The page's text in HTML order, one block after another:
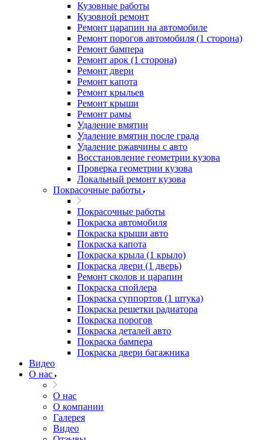
Кузовные работы
Кузовной ремонт
Ремонт царапин на автомобиле
Ремонт порогов автомобиля (1 сторона)
Ремонт бампера
Ремонт арок (1 сторона)
Ремонт двери
Ремонт капота
Ремонт крыльев
Ремонт крыши
Ремонт рамы
Удаление вмятин
Удаление вмятин после града
Удаление ржавчины с авто
Восстановление геометрии кузова
Проверка геометрии кузова
Локальный ремонт кузова
Покрасочные работы
Покрасочные работы
Покраска автомобиля
Покраска крыши авто
Покраска капота
Покраска крыла (1 крыло)
Покраска двери (1 дверь)
Ремонт сколов и царапин
Покраска спойлера
Покраска суппортов (1 штука)
Покраска решетки радиатора
Покраска порогов
Покраска деталей авто
Покраска бампера
Покраска двери багажника
Видео
О нас
О нас
О компании
Галерея
Видео